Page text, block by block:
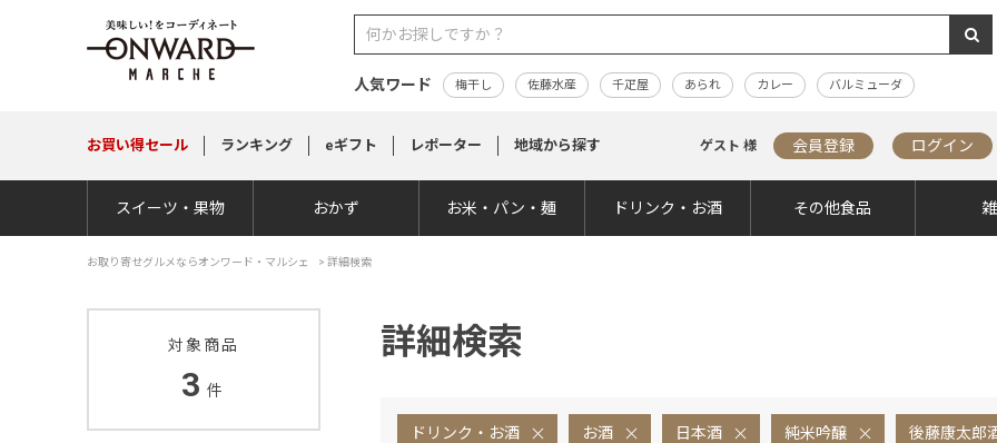
人気ワード 梅干し 佐藤水産 千疋屋 あられ カレー バルミューダ
お買い得セール ランキング eギフト レポーター 地域から探す ゲスト 様 会員登録 ログイン
スイーツ・果物 おかず お米・パン・麺 ドリンク・お酒 その他食品
お取り寄せグルメならオンワード・マルシェ > 詳細検索
詳細検索
ドリンク・お酒 お酒 日本酒 純米吟醸 後藤康太郎
対象商品
3 件